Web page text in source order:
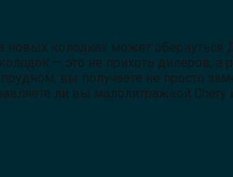
новых колодках может обернуться
— это не прихоть дилеров, а
вы получаете не просто
ли вы малолитражкой